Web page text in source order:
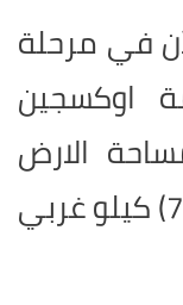
في مرحلة
اوكسجين
الارض
تبلغ (3) دونم في منطقة (7) كيلو غربي